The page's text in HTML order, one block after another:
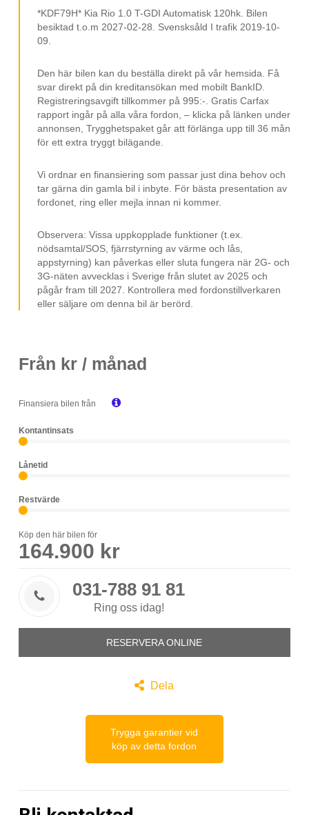
Klimatanläggning AC
Färddator
AUX Uttag
Elspeglar
Elhissar
12 V Uttag
Svensksåld.
*KDF79H* Kia Rio 1.0 T-GDI Automatisk 120hk. Bilen
besiktad t.o.m 2027-02-28. Svensksåld I trafik 2019-10-
09.
Den här bilen kan du beställa direkt på vår hemsida. Få
svar direkt på din kreditansökan med mobilt BankID.
Registreringsavgift tillkommer på 995:-. Gratis Carfax
rapport ingår på alla våra fordon, – klicka på länken under
annonsen, Trygghetspaket går att förlänga upp till 36 mån
för ett extra tryggt bilägande.
Vi ordnar en finansiering som passar just dina behov och
tar gärna din gamla bil i inbyte. För bästa presentation av
fordonet, ring eller mejla innan ni kommer.
Observera: Vissa uppkopplade funktioner (t.ex.
nödsamtal/SOS, fjärrstyrning av värme och lås,
appstyrning) kan påverkas eller sluta fungera när 2G- och
3G-näten avvecklas i Sverige från slutet av 2025 och
pågår fram till 2027. Kontrollera med fordonstillverkaren
eller säljare om denna bil är berörd.
Från kr / månad
Finansiera bilen från 
Kontantinsats
Lånetid
Restvärde
Köp den här bilen för
164.900 kr
 031-788 91 81
Ring oss idag!
RESERVERA ONLINE
 Dela
Trygga garantier vid
köp av detta fordon